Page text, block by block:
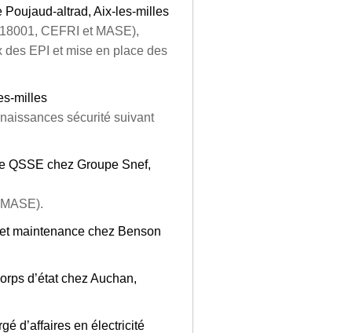
Poujaud-altrad, Aix-les-milles
CEFRI et MASE),
EPI et mise en place des
milles
sécurité suivant
QSSE chez Groupe Snef,
maintenance chez Benson
d’état chez Auchan,
d’affaires en électricité